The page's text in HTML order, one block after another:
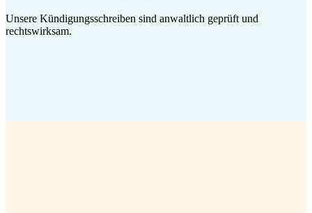
Unsere Kündigungsschreiben sind anwaltlich geprüft und
rechtswirksam.